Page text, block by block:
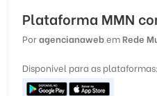
Plataforma MMN
PoragencianawebemRede
Disponivel para as plataformas: